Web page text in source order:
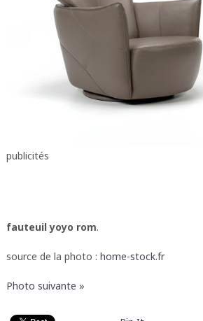
publicités
fauteuil yoyo rom.
source de la photo : home-stock.fr
Photo suivante »